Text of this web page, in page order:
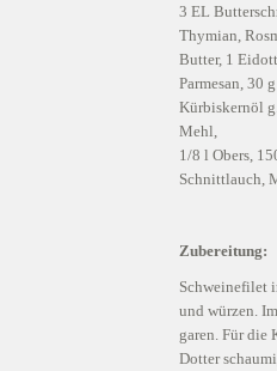
3 EL
Thymian,
Butter, 1
Parmesan, 30
Kürbiskernöl
Mehl,
1/8 l Obers,
Schnittlauch,
Zubereitung:
Schweinefilet
und würzen.
garen. Für die
Dotter